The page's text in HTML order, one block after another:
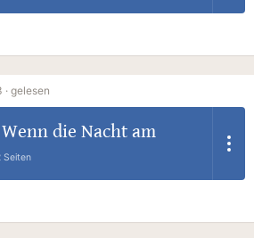
· gelesen
Wenn die Nacht am
Seiten